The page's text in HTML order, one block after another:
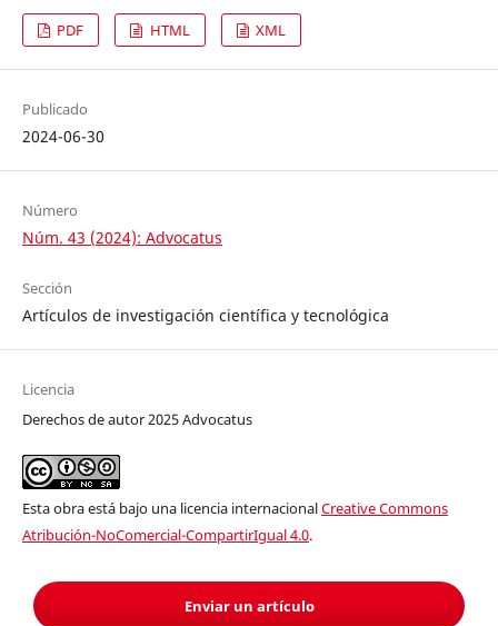
PDF HTML XML
Publicado
2024-06-30
Número
Núm. 43 (2024): Advocatus
Sección
Artículos de investigación científica y tecnológica
Licencia
Derechos de autor 2025 Advocatus
Esta obra está bajo una licencia internacionalCreative Commons
Atribución-NoComercial-CompartirIgual 4.0.
Enviar un artículo